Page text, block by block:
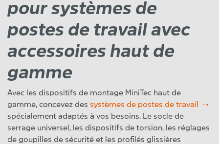
pour systèmes de
postes de travail avec
accessoires haut de
gamme
Avec les dispositifs de montage MiniTec haut de
gamme, concevez des systèmes de postes de travail
spécialement adaptés à vos besoins. Le socle de
serrage universel, les dispositifs de torsion, les réglages
de goupilles de sécurité et les profilés glissières